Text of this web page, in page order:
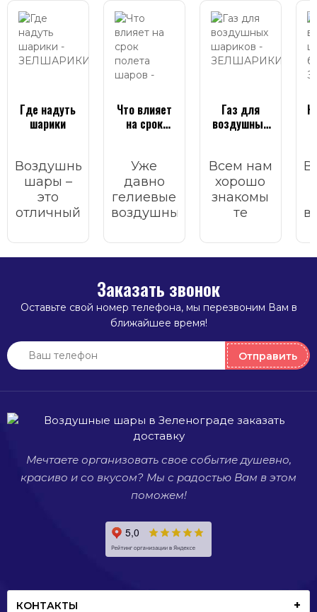
Где надуть
шарики
Воздушные
шары –
это
отличный
для
украшения
торжественного
мероприятия.
Что влияет
на срок
Уже
давно
гелиевые
воздушные
стали
неотъемлемым
любого
праздника.
Они
взрослых
Газ для
воздушных
Всем нам
хорошо
знакомы
те
моменты
счастья,
приносят
воздушные
могут
украсить
будь то
день
свадьба
или
друзьями.
Заказать звонок
Оставьте свой номер телефона, мы перезвоним Вам в
ближайшее время!
Отправить
Мечтаете организовать свое событие душевно,
красиво и со вкусом? Мы с радостью Вам в этом
поможем!
КОНТАКТЫ